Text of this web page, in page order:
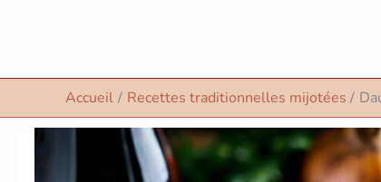
Accueil Recettes traditionnelles mijotées